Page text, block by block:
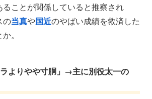
ことが関係していると推察され
の当真や国近のやばい成績を救済した
。
ラよりやや寸胴」→主に別役太一の